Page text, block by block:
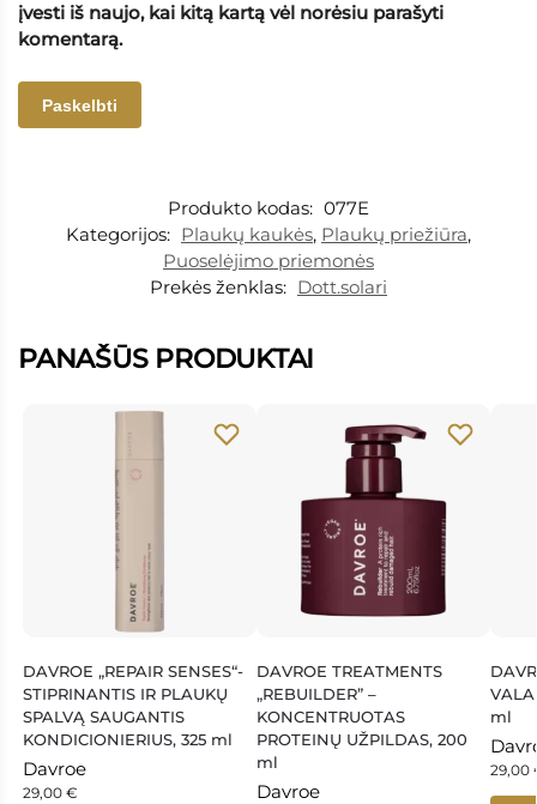
įvesti iš naujo, kai kitą kartą vėl norėsiu parašyti
komentarą.
Produkto kodas: 077E
Kategorijos: Plaukų kaukės, Plaukų priežiūra,
Puoselėjimo priemonės
Prekės ženklas: Dott.solari
PANAŠŪS PRODUKTAI
DAVROE „REPAIR SENSES“-
STIPRINANTIS IR PLAUKŲ
SPALVĄ SAUGANTIS
KONDICIONIERIUS, 325 ml
Davroe
29,00 €
DAVROE TREATMENTS
„REBUILDER” –
KONCENTRUOTAS
PROTEINŲ UŽPILDAS, 200
ml
Davroe
ml
29,00